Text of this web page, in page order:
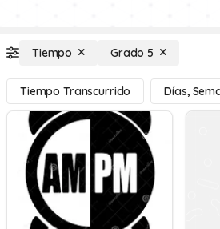
Tiempo Grado 5
Tiempo Transcurrido Días,